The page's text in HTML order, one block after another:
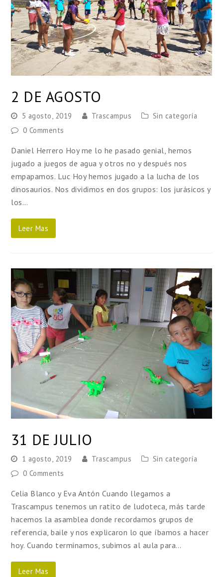
2 DE AGOSTO
5 agosto, 2019 Trascampus
Sin categoría
0 Comments
Daniel Herrero Hoy me lo he pasado genial, hemos
jugado a juegos de agua y otros no y después nos
empapamos. Luc Hoy hemos jugado a la lucha de los
dinosaurios. Nos dividimos en dos grupos: los jurásicos y
los…
Leer Mas
31 DE JULIO
1 agosto, 2019 Trascampus
Sin categoría
0 Comments
Celia Blanco y Eva Antón Cuando llegamos a
Trascampus tenemos un ratito de ludoteca, más tarde
hacemos la asamblea donde recordamos grupos de
referencia, baile y nos explicaron lo que íbamos a hacer
hoy. Cuando terminamos, subimos al aula para…
Leer Mas